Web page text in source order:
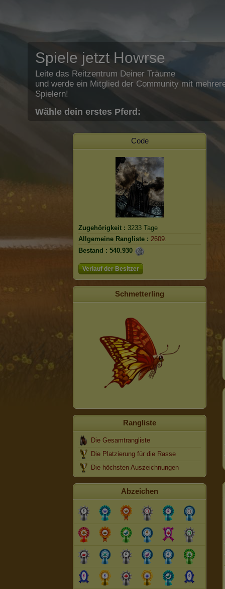
Spiele jetzt Howrse
Leite das Reitzentrum Deiner Träume
und werde ein Mitglied der Community mit
Spielern!
Wähle dein erstes Pferd:
Code
Zugehörigkeit : 3233 Tage
Allgemeine Rangliste : 2609.
Bestand : 540.930
Verlauf der Besitzer
Schmetterling
Rangliste
Die Gesamtrangliste
Die Platzierung für die Rasse
Die höchsten Auszeichnungen
Abzeichen